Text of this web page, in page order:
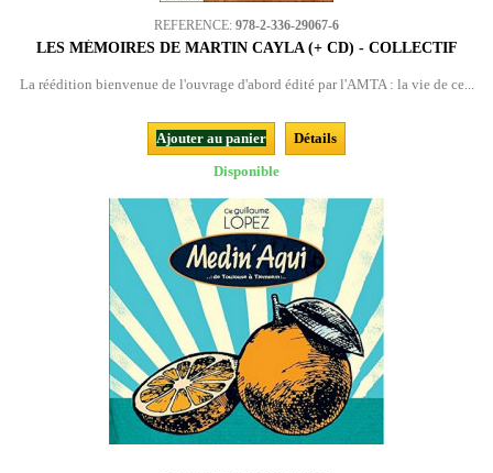
REFERENCE: 978-2-336-29067-6
LES MÉMOIRES DE MARTIN CAYLA (+ CD) - COLLECTIF
La réédition bienvenue de l'ouvrage d'abord édité par l'AMTA : la vie de ce...
Ajouter au panier
Détails
Disponible